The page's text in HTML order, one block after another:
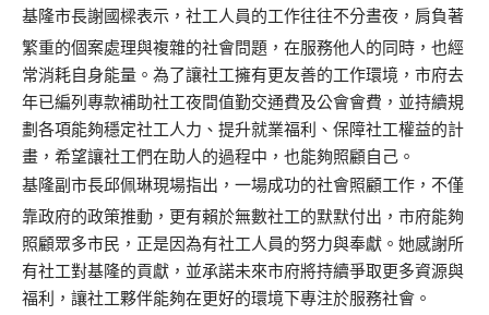
基隆市長謝國樑表示，社工人員的工作往往不分晝夜，肩負著
繁重的個案處理與複雜的社會問題，在服務他人的同時，也經
常消耗自身能量。為了讓社工擁有更友善的工作環境，市府去
年已編列專款補助社工夜間值勤交通費及公會會費，並持續規
劃各項能夠穩定社工人力、提升就業福利、保障社工權益的計
畫，希望讓社工們在助人的過程中，也能夠照顧自己。
基隆副市長邱佩琳現場指出，一場成功的社會照顧工作，不僅
靠政府的政策推動，更有賴於無數社工的默默付出，市府能夠
照顧眾多市民，正是因為有社工人員的努力與奉獻。她感謝所
有社工對基隆的貢獻，並承諾未來市府將持續爭取更多資源與
福利，讓社工夥伴能夠在更好的環境下專注於服務社會。